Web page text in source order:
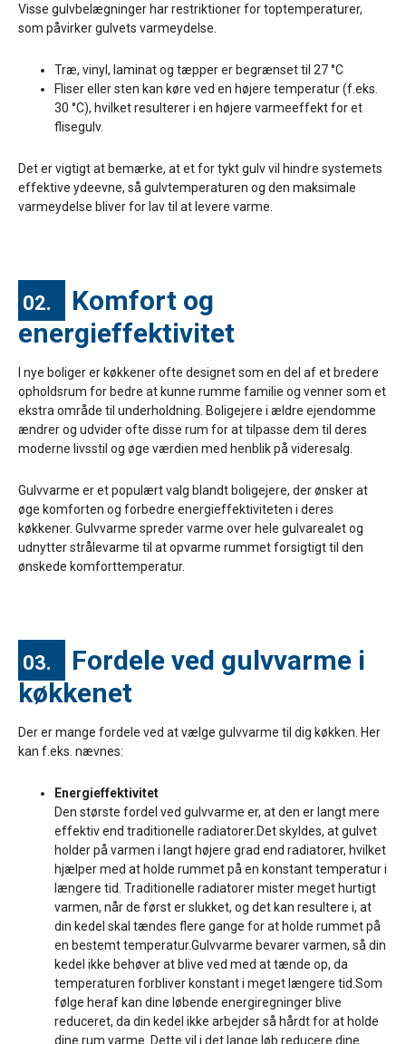
Visse gulvbelægninger har restriktioner for toptemperaturer,
som påvirker gulvets varmeydelse.
Træ, vinyl, laminat og tæpper er begrænset til 27 °C
Fliser eller sten kan køre ved en højere temperatur (f.eks.
30 °C), hvilket resulterer i en højere varmeeffekt for et
flisegulv.
Det er vigtigt at bemærke, at et for tykt gulv vil hindre systemets
effektive ydeevne, så gulvtemperaturen og den maksimale
varmeydelse bliver for lav til at levere varme.
02.
Komfort og
energieffektivitet
I nye boliger er køkkener ofte designet som en del af et bredere
opholdsrum for bedre at kunne rumme familie og venner som et
ekstra område til underholdning. Boligejere i ældre ejendomme
ændrer og udvider ofte disse rum for at tilpasse dem til deres
moderne livsstil og øge værdien med henblik på videresalg.
Gulvvarme er et populært valg blandt boligejere, der ønsker at
øge komforten og forbedre energieffektiviteten i deres
køkkener. Gulvvarme spreder varme over hele gulvarealet og
udnytter strålevarme til at opvarme rummet forsigtigt til den
ønskede komforttemperatur.
03.
Fordele ved gulvvarme i
køkkenet
Der er mange fordele ved at vælge gulvvarme til dig køkken. Her
kan f.eks. nævnes:
Energieffektivitet
Den største fordel ved gulvvarme er, at den er langt mere
effektiv end traditionelle radiatorer.Det skyldes, at gulvet
holder på varmen i langt højere grad end radiatorer, hvilket
hjælper med at holde rummet på en konstant temperatur i
længere tid. Traditionelle radiatorer mister meget hurtigt
varmen, når de først er slukket, og det kan resultere i, at
din kedel skal tændes flere gange for at holde rummet på
en bestemt temperatur.Gulvvarme bevarer varmen, så din
kedel ikke behøver at blive ved med at tænde op, da
temperaturen forbliver konstant i meget længere tid.Som
følge heraf kan dine løbende energiregninger blive
reduceret, da din kedel ikke arbejder så hårdt for at holde
dine rum varme. Dette vil i det lange løb reducere dine